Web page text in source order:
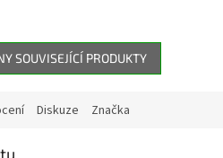
SOUVISEJÍCÍ PRODUKTY
Diskuze Značka